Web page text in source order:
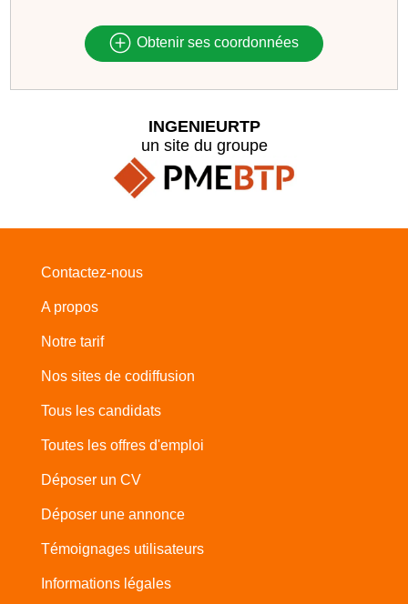
Obtenir ses coordonnées
INGENIEURTP
un site du groupe
Contactez-nous
A propos
Notre tarif
Nos sites de codiffusion
Tous les candidats
Toutes les offres d'emploi
Déposer un CV
Déposer une annonce
Témoignages utilisateurs
Informations légales